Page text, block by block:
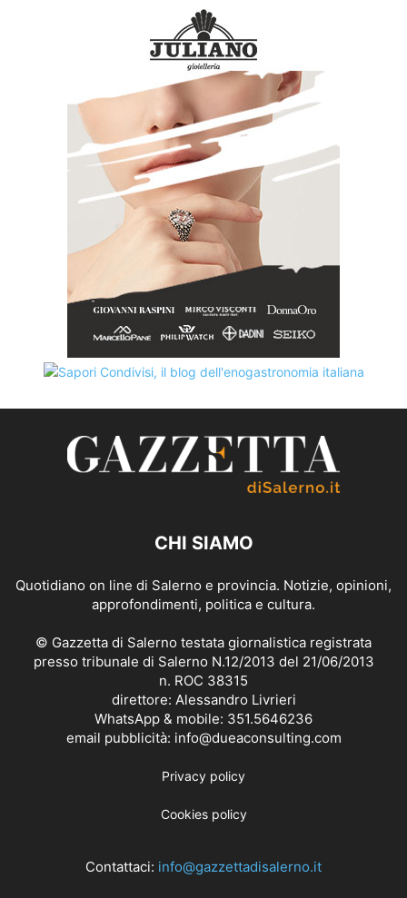
CHI SIAMO
Quotidiano on line di Salerno e provincia. Notizie, opinioni,
approfondimenti, politica e cultura.
© Gazzetta di Salerno testata giornalistica registrata
presso tribunale di Salerno N.12/2013 del 21/06/2013
n. ROC 38315
direttore: Alessandro Livrieri
WhatsApp & mobile: 351.5646236
email pubblicità: info@dueaconsulting.com
Privacy policy
Cookies policy
Contattaci: info@gazzettadisalerno.it